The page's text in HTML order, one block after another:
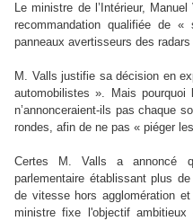
Le ministre de l’Intérieur,
recommandation qualifiée de
panneaux avertisseurs des
M. Valls justifie sa décision en
automobilistes ». Mais pourquoi
n’annonceraient-ils pas chaque
rondes, afin de ne pas « piéger
Certes M. Valls a annoncé
parlementaire établissant plus
de vitesse hors agglomération
ministre fixe l'objectif